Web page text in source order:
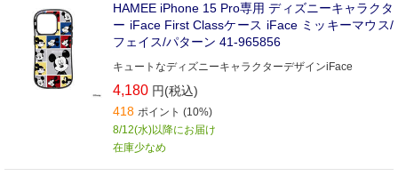
HAMEE iPhone 15 Pro専用 ディズニーキャラクタ
ー iFace First Classケース iFace ミッキーマウス/
フェイス/パターン 41-965856
キュートなディズニーキャラクターデザインiFace
4,180 円(税込)
418 ポイント (10%)
8/12(水)以降にお届け
在庫少なめ